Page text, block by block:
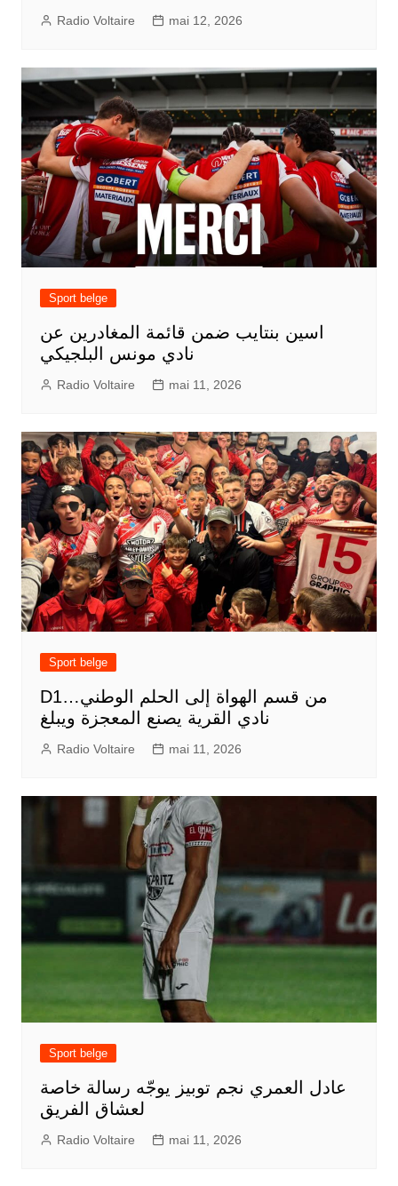
Radio Voltaire mai 12, 2026
Sport belge
اسين بنتايب ضمن قائمة المغادرين عن
نادي مونس البلجيكي
Radio Voltaire mai 11, 2026
Sport belge
D1من قسم الهواة إلى الحلم الوطني…
نادي القرية يصنع المعجزة ويبلغ
Radio Voltaire mai 11, 2026
Sport belge
عادل العمري نجم توبيز يوجّه رسالة خاصة
لعشاق الفريق
Radio Voltaire mai 11, 2026